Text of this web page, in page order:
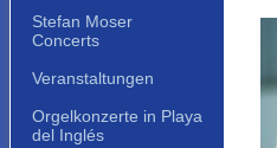
Stefan Moser
Concerts
Veranstaltungen
Orgelkonzerte in Playa
del Inglés